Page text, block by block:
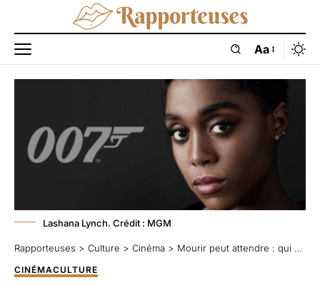
Aa
Lashana Lynch. Crédit : MGM
Rapporteuses > Culture > Cinéma > Mourir peut attendre : qui prendra la relève de 007 ?
CINÉMACULTURE